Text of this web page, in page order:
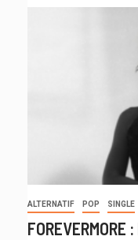
ALTERNATIF POP SINGLE